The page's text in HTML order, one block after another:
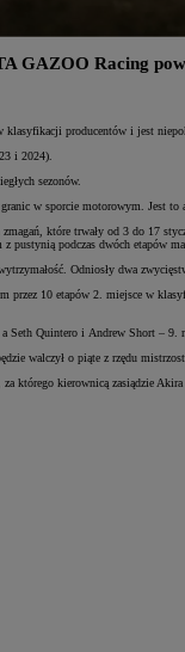
GAZOO Racing
producentów i jest
i 2024).
sezonów.
w sporcie motorowym.
które trwały od 3 do 17
podczas dwóch
Odniosły dwa
10 etapów 2. miejsce w
Seth Quintero i Andrew Short – 9.
walczył o piąte z rzędu
kierownicą zasiądzie